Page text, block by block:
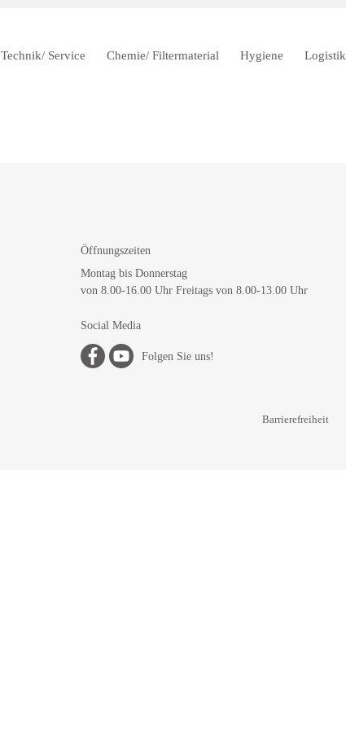
Technik/ Service Chemie/ Filtermaterial Hygiene Logistik
Öffnungszeiten
Montag bis Donnerstag
von 8.00-16.00 Uhr Freitags von 8.00-13.00 Uhr
Social Media
Folgen Sie uns!
Barrierefreiheit